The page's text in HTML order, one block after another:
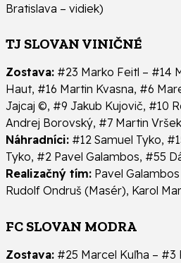
Bratislava – vidiek)
TJ SLOVAN VINIČNÉ
Zostava: #23 Marko Feitl – #14
Haut, #16 Martin Kvasna, #6
Jajcaj ©, #9 Jakub Kujovič, #10
Andrej Borovský, #7 Martin
Náhradníci: #12 Samuel Tyko,
Tyko, #2 Pavel Galambos, #55
Realizačný tím: Pavel
Rudolf Ondruš (Masér), Karol
FC SLOVAN MODRA
Zostava: #25 Marcel Kuľha –